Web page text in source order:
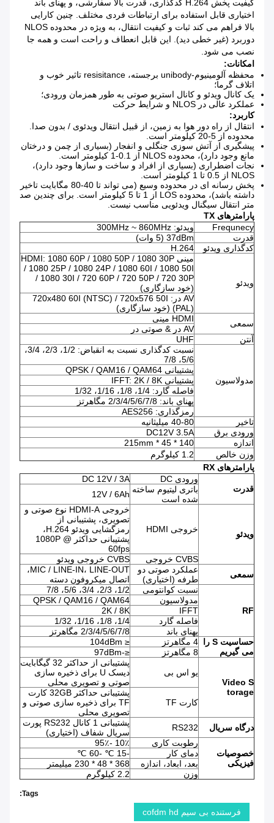
کیفیت پخش H.264 کدگذاری، قدرت بالا سفارشی، و پهنای باند
اختیاری قابل استفاده برای ارتباطات فردی مختلف. چنین کارایی
بالا فراهم می کند ثبات و کیفیت انتقال، به ویژه در محدوده NLOS
دوربرد (غیر خطی دید). این قابل انعطاف و راحت است و همه جا
نصب می شود.
امکانات:
محفظه آلومینیوم-unibody برجسته، resisitance تاثیر خوب و
اتلاف گرما؛
یک کانال ویدئو و کانال استریو صوتی به طور همزمان ورودی؛
عملکرد عالی در NLOS و شرایط حرکت
کاربرد:
انتقال از راه دور هوا به زمین، از قبیل انتقال ویدئوی / بدون صدا.
محدوده از 5-20 کیلومتر است.
پیشگیری از آتش سوزی جنگلی و انفجار (بسیاری از چمن و درختان
مانع وجود دارد)، محدوده NLOS از 0.1-1 کیلومتر است.
نجات اضطراری (بسیاری از افراد و ساخت و سازها وجود دارد)،
NLOS از 0.5 تا 1 کیلومتر است.
پخش رسانه ای در محدوده وسیع (می تواند تا 40-80 مگابایت تاخیر
داشته باشد)، محدوده LOS از 1 تا 5 کیلومتر است.
برای چندین صد
متر انتقال سیگنال ویدئویی مناسب نیست.
پارامترهای TX
Frequnecy
ویدئو: 300MHz ~ 860MHz
قدرت
37dBm (5 وات)
کدگذاری ویدئو
H.264
ویدئو
مینی HDMI: 1080 60P / 1080 50P / 1080 30P
/ 1080 25P / 1080 24P / 1080 60I / 1080 50I
/ 1080 30I / 720 60P / 720 50P / 720 30P
(خود سازگاری)
AV در: 720x480 60I (NTSC) / 720x576 50I
(PAL) (خود سازگاری)
سمعی
HDMI مینی
AV در & صوتی در
آنتن
UHF
مدولاسیون
نسبت کدگذاری نسبت به انقباض: 1/2، 2/3، 3/4،
5/6، 7/8
پشتیبانی QPSK / QAM16 / QAM64
پشتیبانی IFFT: 2K / 8K
فاصله گارد: 1/4، 1/8، 1/16، 1/32
پهنای باند: 2/3/4/5/6/7/8 مگاهرتز
رمزگذاری: AES256
تاخیر
40-80 میلیثانیه
ورودی برق
DC12V 3.5A
اندازه
140 * 45 * 215mm
وزن خالص
1.2 کیلوگرم
پارامترهای RX
قدرت
ورودی DC
DC 12V / 3A
باتری لیتیوم ساخته
شده است
12V / 6Ah
ویدئو خروجی HDMI
خروجی HDMI-A نوع صوتی و
تصویری، پشتیبانی از
رمزگشایی ویدئو H.264،
پشتیبانی حداکثر 1080P @
60fps
CVBS خروجی
CVBS خروجی ویدئو
سمعی
عملکرد صوتی دو
طرفه (اختیاری)
MIC / LINE-IN، LINE-OUT،
اتصال میکروفون دسته
RF
نسبت کوانتومی
1/2، 2/3، 3/4، 5/6، 7/8
مدولاسیون
QPSK / QAM16 / QAM64
IFFT
2K / 8K
فاصله گارد
1/4، 1/8، 1/16، 1/32
پهنای باند
2/3/4/5/6/7/8 مگاهرتز
حساسیت
S را
می گیریم
4 مگاهرتز
≤ 104dBm
8 مگاهرتز
≤-97dBm
Video S
torage
یو اس بی
پشتیبانی از حداکثر 32 گیگابایت
دیسک U برای ذخیره سازی
صوتی و تصویری محلی
کارت TF
پشتیبانی حداکثر 32GB کارت
TF برای ذخیره سازی صوتی و
تصویری محلی
درگاه سریال
RS232
پشتیبانی 1 کانال RS232 پورت
سریال شفاف (اختیاری)
خصوصیات
فیزیکی
رطوبت کاری
10٪ -95٪
دمای کار
-15 ℃ -60 ℃
بعد، ابعاد، اندازه
368 * 48 * 230 میلیمتر
وزن
2.2 کیلوگرم
Tags:
فرستنده بی سیم cofdm hd